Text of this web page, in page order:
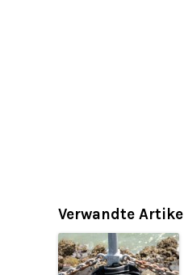
Verwandte Artikel